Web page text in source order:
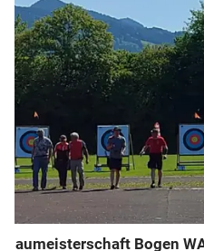
Gaumeisterschaft Bogen